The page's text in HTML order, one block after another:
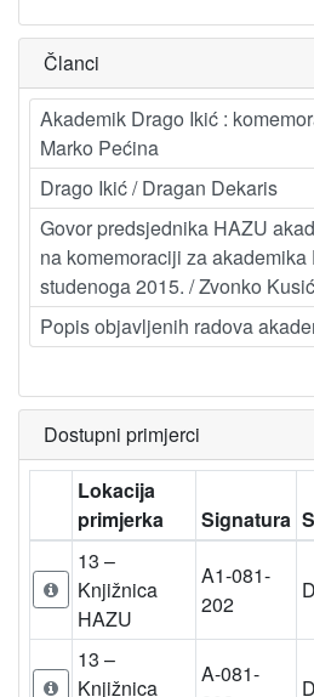
Članci
Akademik Drago Ikić :
Marko Pećina
Drago Ikić / Dragan Dekaris
Govor predsjednika HAZU
na komemoraciji za akademika
studenoga 2015. / Zvonko Kusić
Popis objavljenih radova
Dostupni primjerci
Lokacija
primjerka
Signatura
13 –
Knjižnica
HAZU
A1-081-
202
13 –
Knjižnica
A-081-